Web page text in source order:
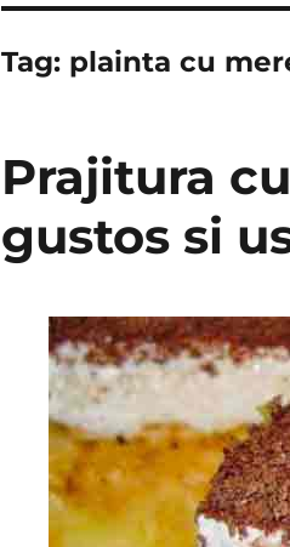
Tag: plainta cu
Prajitura
gustos si